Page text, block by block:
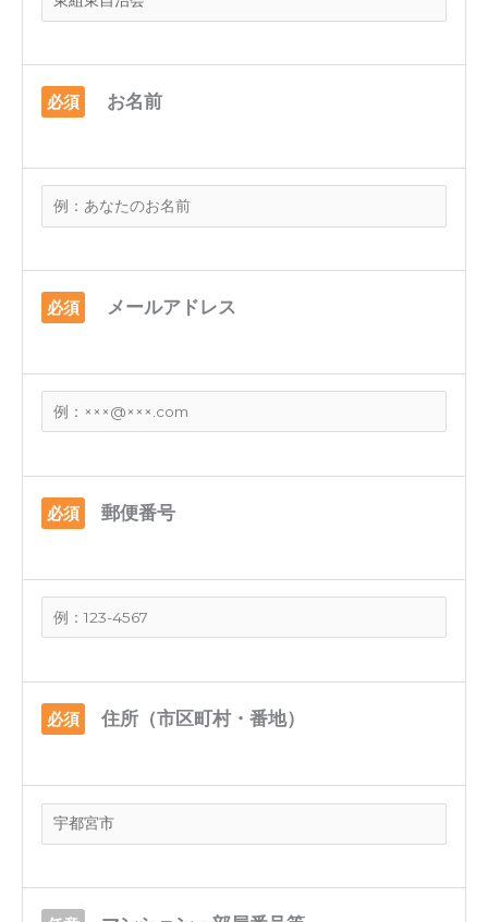
必須 お名前
必須 メールアドレス
必須 郵便番号
必須 住所（市区町村・番地）